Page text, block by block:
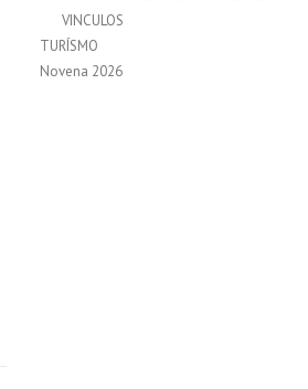
VINCULOS
TURÍSMO
Novena 2026